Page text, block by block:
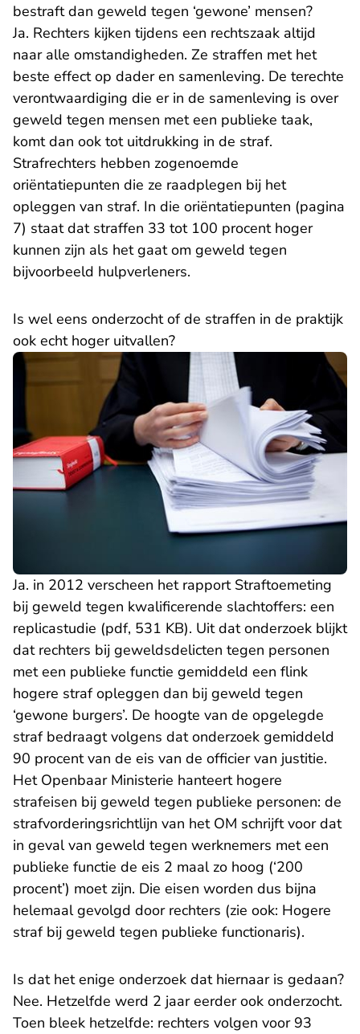
bestraft dan geweld tegen ‘gewone’ mensen?
Ja. Rechters kijken tijdens een rechtszaak altijd
naar alle omstandigheden. Ze straffen met het
beste effect op dader en samenleving. De terechte
verontwaardiging die er in de samenleving is over
geweld tegen mensen met een publieke taak,
komt dan ook tot uitdrukking in de straf.
Strafrechters hebben zogenoemde
oriëntatiepunten die ze raadplegen bij het
opleggen van straf. In die oriëntatiepunten (pagina
7) staat dat straffen 33 tot 100 procent hoger
kunnen zijn als het gaat om geweld tegen
bijvoorbeeld hulpverleners.
​Is wel eens onderzocht of de straffen in de praktijk
ook echt hoger uitvallen?
Ja. in 2012 verscheen het rapport Straftoemeting
bij geweld tegen kwalificerende slachtoffers: een
replicastudie (pdf, 531 KB). Uit dat onderzoek blijkt
dat rechters bij geweldsdelicten tegen personen
met een publieke functie gemiddeld een flink
hogere straf opleggen dan bij geweld tegen
‘gewone burgers’. De hoogte van de opgelegde
straf bedraagt volgens dat onderzoek gemiddeld
90 procent van de eis van de officier van justitie.
Het Openbaar Ministerie hanteert hogere
strafeisen bij geweld tegen publieke personen: de
strafvorderingsrichtlijn van het OM - U verlaat
schrijft voor dat
in geval van geweld tegen werknemers met een
publieke functie de eis 2 maal zo hoog (‘200
procent’) moet zijn. Die eisen worden dus bijna
helemaal gevolgd door rechters (zie ook: Hogere
straf bij geweld tegen publieke functionaris).
Is dat het enige onderzoek dat hiernaar is gedaan?
Nee. Hetzelfde werd 2 jaar eerder ook onderzocht.
Toen bleek hetzelfde: rechters volgen voor 93